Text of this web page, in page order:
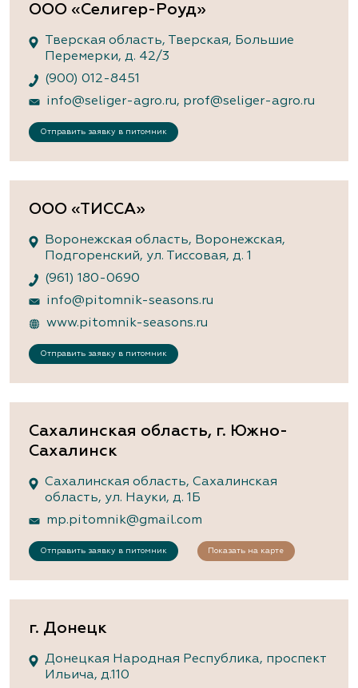
ООО «Селигер-Роуд»
Тверская область, Тверская, Большие
Перемерки, д. 42/3
(900) 012-8451
info@seliger-agro.ru, prof@seliger-agro.ru
Отправить заявку в питомник
ООО «ТИССА»
Воронежская область, Воронежская,
Подгоренский, ул. Тиссовая, д. 1
(961) 180-0690
info@pitomnik-seasons.ru
www.pitomnik-seasons.ru
Отправить заявку в питомник
Сахалинская область, г. Южно-
Сахалинск
Сахалинская область, Сахалинская
область, ул. Науки, д. 1Б
mp.pitomnik@gmail.com
Отправить заявку в питомник Показать на карте
г. Донецк
Донецкая Народная Республика, проспект
Ильича, д.110